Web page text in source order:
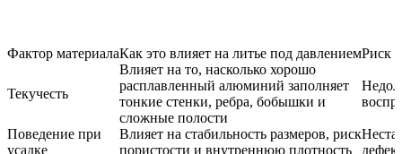
Фактор материалаКак это влияет на литье под давлениемРиск
Текучесть
Влияет на то, насколько хорошо
расплавленный алюминий заполняет
тонкие стенки, ребра, бобышки и
сложные полости
Поведение при
усадке
Влияет на стабильность размеров, риск
пористости и внутреннюю плотность